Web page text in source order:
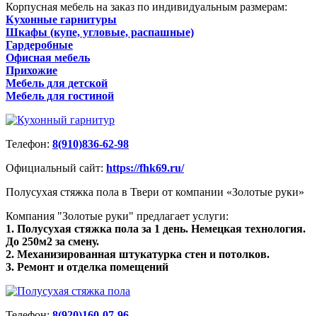
Корпусная мебель на заказ по индивидуальным размерам:
Кухонные гарнитуры
Шкафы (купе, угловые, распашные)
Гардеробные
Офисная мебель
Прихожие
Мебель для детской
Мебель для гостиной
Телефон: 8(910)836-62-98
Официальный сайт: https://fhk69.ru/
Полусухая стяжка пола в Твери от компании «Золотые руки»
Компания "Золотые руки" предлагает услуги:
1. Полусухая стяжка пола за 1 день. Немецкая технология.
До 250м2 за смену.
2. Механизированная штукатурка стен и потолков.
3. Ремонт и отделка помещений